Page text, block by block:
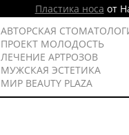
Пластика носа от
АВТОРСКАЯ
ПРОЕКТ МОЛОДОСТЬ
ЛЕЧЕНИЕ АРТРОЗОВ
МУЖСКАЯ ЭСТЕТИКА
МИР BEAUTY PLAZA